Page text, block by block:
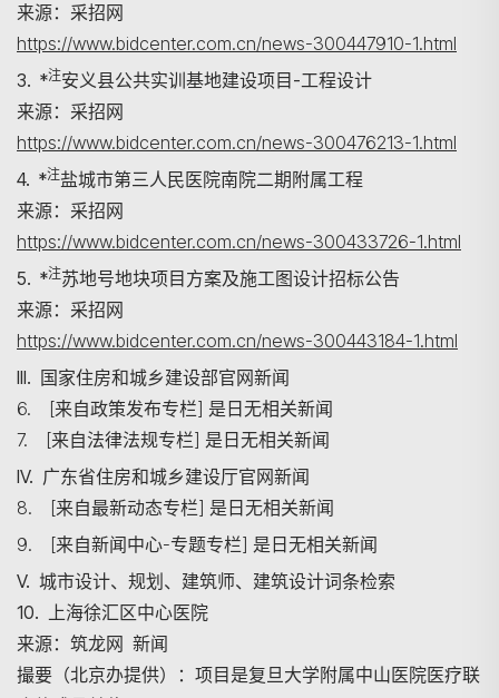
来源：采招网
https://www.bidcenter.com.cn/news-300447910-1.html
3. *注安义县公共实训基地建设项目-工程设计
来源：采招网
https://www.bidcenter.com.cn/news-300476213-1.html
4. *注盐城市第三人民医院南院二期附属工程
来源：采招网
https://www.bidcenter.com.cn/news-300433726-1.html
5. *注苏地号地块项目方案及施工图设计招标公告
来源：采招网
https://www.bidcenter.com.cn/news-300443184-1.html
III. 国家住房和城乡建设部官网新闻
6. [来自政策发布专栏] 是日无相关新闻
7. [来自法律法规专栏] 是日无相关新闻
IV. 广东省住房和城乡建设厅官网新闻
8. [来自最新动态专栏] 是日无相关新闻
9. [来自新闻中心-专题专栏] 是日无相关新闻
V. 城市设计、规划、建筑师、建筑设计词条检索
10. 上海徐汇区中心医院
来源：筑龙网 新闻
撮要（北京办提供）：项目是复旦大学附属中山医院医疗联